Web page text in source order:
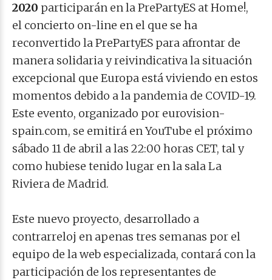
2020 participarán en la PrePartyES at Home!,
el concierto on-line en el que se ha
reconvertido la PrePartyES para afrontar de
manera solidaria y reivindicativa la situación
excepcional que Europa está viviendo en estos
momentos debido a la pandemia de COVID-19.
Este evento, organizado por eurovision-
spain.com, se emitirá en YouTube el próximo
sábado 11 de abril a las 22:00 horas CET, tal y
como hubiese tenido lugar en la sala La
Riviera de Madrid.
Este nuevo proyecto, desarrollado a
contrarreloj en apenas tres semanas por el
equipo de la web especializada, contará con la
participación de los representantes de